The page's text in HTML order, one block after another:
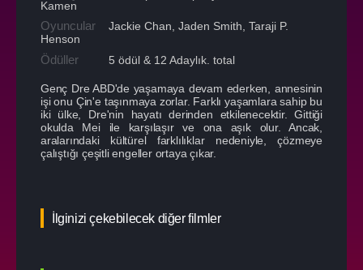
Kamen
Oyuncular Jackie Chan Jaden Smith Taraji P.
Henson
Ödüller 5 ödül & 12 Adaylık. total
Genç Dre ABD'de yaşamaya devam ederken, annesinin
işi onu Çin'e taşınmaya zorlar. Farklı yaşamlara sahip bu
iki ülke, Dre'nin hayatı derinden etkilenecektir. Gittiği
okulda Mei ile karşılaşır ve ona aşık olur. Ancak,
aralarındaki kültürel farklılıklar nedeniyle, çözmeye
çalıştığı çeşitli engeller ortaya çıkar.
İlginizi çekebilecek diğer filmler